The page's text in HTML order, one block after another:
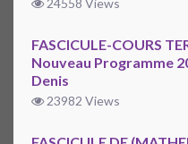
24558 Views
FASCICULE-COURS
Nouveau Programme
Denis
23982 Views